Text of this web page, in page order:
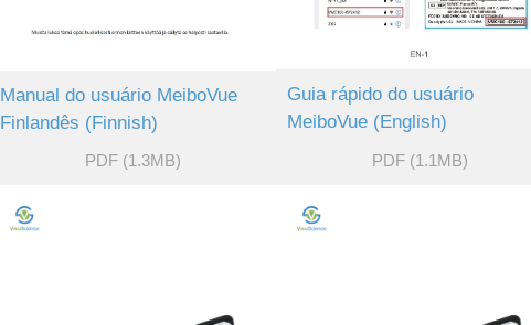
Manual do usuário MeiboVue
Finlandês (Finnish)
PDF (1.3MB)
Guia rápido do usuário
MeiboVue (English)
PDF (1.1MB)